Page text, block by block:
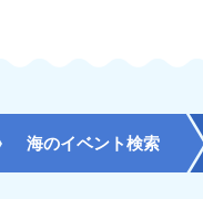
海のイベント検索